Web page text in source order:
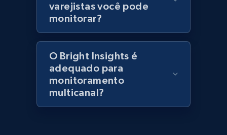
Lowes.com - Collect records by category
URL, Domain, Marketplace pn, Sku, Other pn,
Model number, Gtin ean pn, Product name, and
991+ 162+
varejistas você pode
monitorar?
O Bright Insights é
adequado para
monitoramento
multicanal?